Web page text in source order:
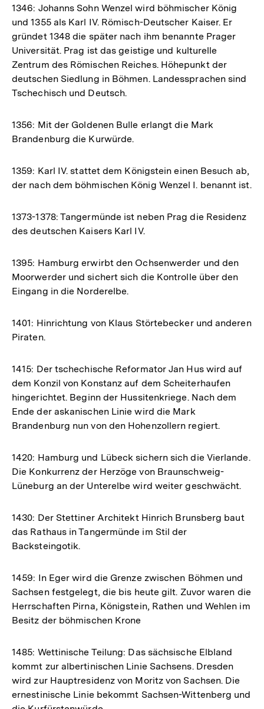
1346: Johanns Sohn Wenzel wird böhmischer König
und 1355 als Karl IV. Römisch-Deutscher Kaiser. Er
gründet 1348 die später nach ihm benannte Prager
Universität. Prag ist das geistige und kulturelle
Zentrum des Römischen Reiches. Höhepunkt der
deutschen Siedlung in Böhmen. Landessprachen sind
Tschechisch und Deutsch.
1356: Mit der Goldenen Bulle erlangt die Mark
Brandenburg die Kurwürde.
1359: Karl IV. stattet dem Königstein einen Besuch ab,
der nach dem böhmischen König Wenzel I. benannt ist.
1373-1378: Tangermünde ist neben Prag die Residenz
des deutschen Kaisers Karl IV.
1395: Hamburg erwirbt den Ochsenwerder und den
Moorwerder und sichert sich die Kontrolle über den
Eingang in die Norderelbe.
1401: Hinrichtung von Klaus Störtebecker und anderen
Piraten.
1415: Der tschechische Reformator Jan Hus wird auf
dem Konzil von Konstanz auf dem Scheiterhaufen
hingerichtet. Beginn der Hussitenkriege. Nach dem
Ende der askanischen Linie wird die Mark
Brandenburg nun von den Hohenzollern regiert.
1420: Hamburg und Lübeck sichern sich die Vierlande.
Die Konkurrenz der Herzöge von Braunschweig-
Lüneburg an der Unterelbe wird weiter geschwächt.
1430: Der Stettiner Architekt Hinrich Brunsberg baut
das Rathaus in Tangermünde im Stil der
Backsteingotik.
1459: In Eger wird die Grenze zwischen Böhmen und
Sachsen festgelegt, die bis heute gilt. Zuvor waren die
Herrschaften Pirna, Königstein, Rathen und Wehlen im
Besitz der böhmischen Krone
1485: Wettinische Teilung: Das sächsische Elbland
kommt zur albertinischen Linie Sachsens. Dresden
wird zur Hauptresidenz von Moritz von Sachsen. Die
ernestinische Linie bekommt Sachsen-Wittenberg und